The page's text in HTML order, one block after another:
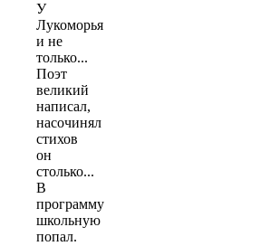
У
Лукоморья
и не
только...
Поэт
великий
написал,
насочинял
стихов
он
столько...
В
программу
школьную
попал.